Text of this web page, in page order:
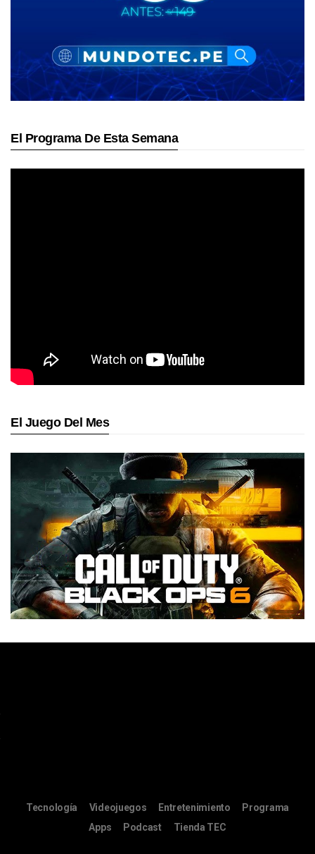
El Programa De Esta Semana
El Juego Del Mes
Tecnología Videojuegos Entretenimiento
Programa
Apps
Podcast Tienda TEC